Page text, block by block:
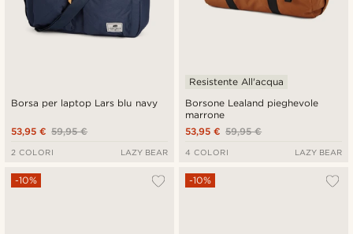
Borsa per laptop Lars blu navy
59,95 €
53,95 €
2 COLORI LAZY BEAR
Borsone Lealand pieghevole
marrone
Resistente All'acqua
59,95 €
53,95 €
4 COLORI LAZY BEAR
-10% -10%